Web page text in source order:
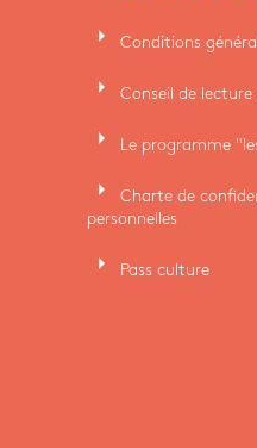
arrow_right Conditions
arrow_right Conseil de lecture
arrow_right Le programme
arrow_right
Charte de
personnelles
arrow_right Pass culture